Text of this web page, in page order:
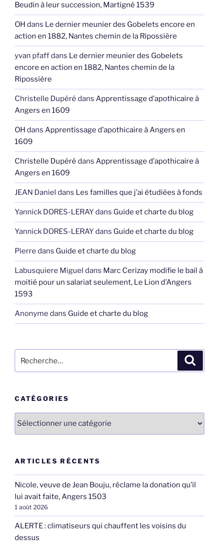
Beudin à leur succession, Martigné 1539
OH dans Le dernier meunier des Gobelets encore en
action en 1882, Nantes chemin de la Ripossière
yvan pfaffdans Le dernier meunier des Gobelets
encore en action en 1882, Nantes chemin de la
Ripossière
Christelle Dupéré dans Apprentissage d’apothicaire à
Angers en 1609
OH dans Apprentissage d’apothicaire à Angers en
1609
Christelle Dupéré dans Apprentissage d’apothicaire à
Angers en 1609
JEAN Daniel dans Les familles que j’ai étudiées à fonds
Yannick DORES-LERAYdans Guide et charte du blog
Yannick DORES-LERAYdans Guide et charte du blog
Pierre dans Guide et charte du blog
Labusquiere Miguel dans Marc Cerizay modifie le bail à
moitié pour un salariat seulement, Le Lion d’Angers
1593
Anonyme dans Guide et charte du blog
pour
CATÉGORIES
Catégories
ARTICLES RÉCENTS
Nicole, veuve de Jean Bouju, réclame la donation qu’il
lui avait faite, Angers 1503
1 août 2026
ALERTE : climatiseurs qui chauffent les voisins du
dessus